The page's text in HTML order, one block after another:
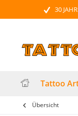
30
Tattoo
Übersicht